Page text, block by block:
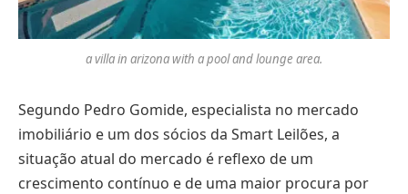
a villa in arizona with a pool and lounge area.
Segundo Pedro Gomide, especialista no mercado
imobiliário e um dos sócios da Smart Leilões, a
situação atual do mercado é reflexo de um
crescimento contínuo e de uma maior procura por